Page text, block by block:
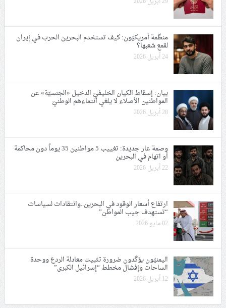
منظّمة أمريكيّون: كيف تستخدم البحرين الحرب في إيران
لقمع شعبها؟
24 أبريل 2026
بيان: إسقاط الكيان الخليفيّ الدخيل «الجنسيّة» عن
المواطنين الأصلاء لا يلغي انتماءهم الوطنيّ
28 أبريل 2026
وصمة عار جديدة: تغييب 5 مواطنين 35 يوماً دون محاكمة
أو اتهام في البحرين
22 أبريل 2026
ارتفاع أسعار الوقود في البحرين..وانتقادات لسياسات
“تستهدف جيب المواطن”
02 مايو 2026
اليمنيّون يؤكّدون ضرورة تثبيت معادلة الردع ووحدة
الساحات وإفشال مخطط “إسرائيل الكبرى”
12 أبريل 2026